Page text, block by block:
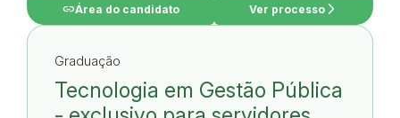
linkÁrea do candidato Ver processo arrow_forward_ios
Graduação
Tecnologia em Gestão Pública